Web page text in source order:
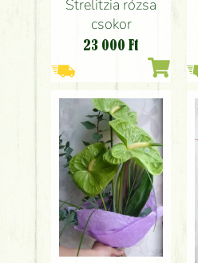
Strelitzia rózsa
csokor
23 000 Ft